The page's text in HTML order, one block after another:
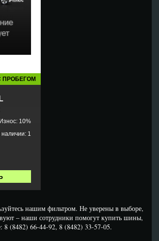
ПРОБЕГОМ
Износ: 10%
наличии: 1
нашим фильтром. Не уверены в выборе,
– наши сотрудники помогут купить шины,
8 (8482) 66-44-92, 8 (8482) 33-57-05.